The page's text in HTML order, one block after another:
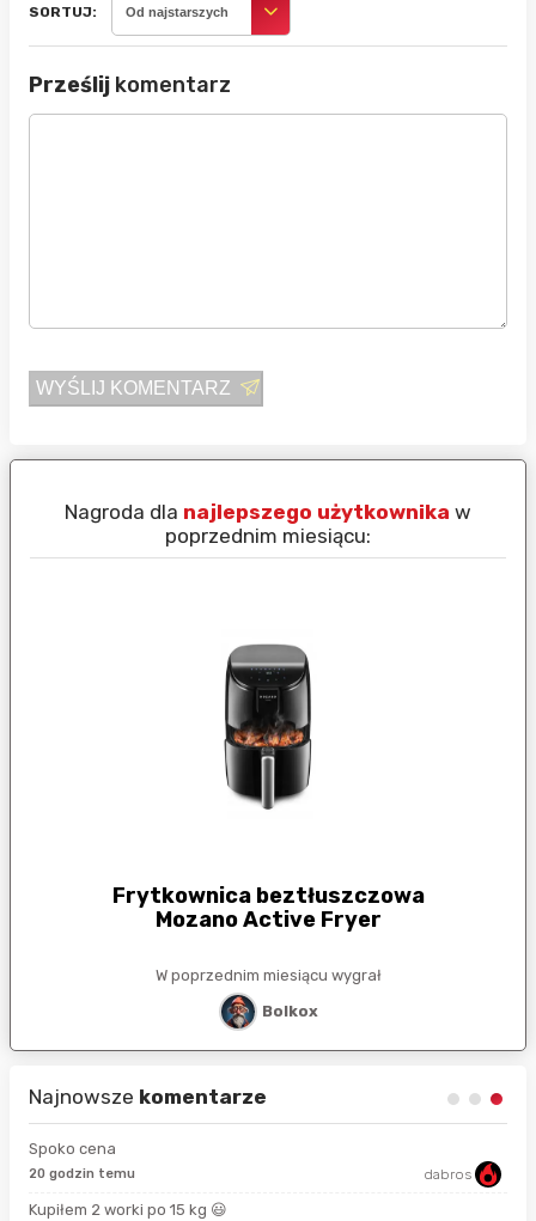
SORTUJ: Od najstarszych
Prześlij komentarz
WYŚLIJ KOMENTARZ
Nagroda dla najlepszego użytkownika w
poprzednim miesiącu:
Frytkownica beztłuszczowa
Mozano Active Fryer
W poprzednim miesiącu wygrał
Bolkox
Najnowsze komentarze
Spoko cena
20 godzin temu dabros
Kupiłem 2 worki po 15 kg 😃